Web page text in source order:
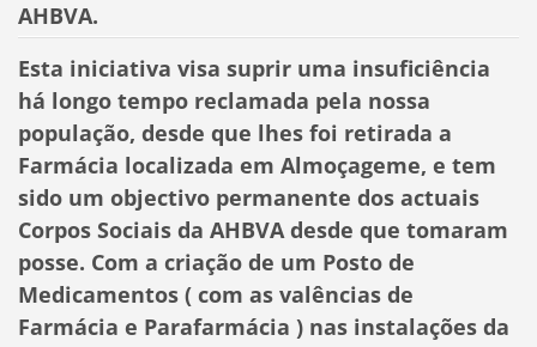
AHBVA.
Esta iniciativa visa suprir uma insuficiência
há longo tempo reclamada pela nossa
população, desde que lhes foi retirada a
Farmácia localizada em Almoçageme, e tem
sido um objectivo permanente dos actuais
Corpos Sociais da AHBVA desde que tomaram
posse. Com a criação de um Posto de
Medicamentos ( com as valências de
Farmácia e Parafarmácia ) nas instalações da